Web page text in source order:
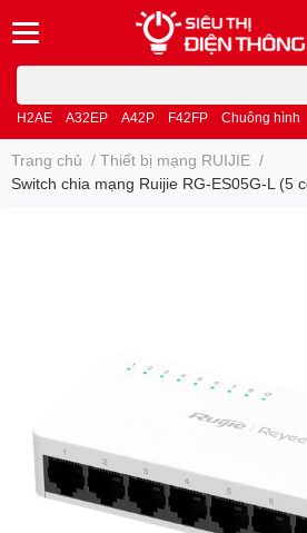
H2AE A32EP A42P F42FP Chuông hình
Trang chủ / Thiết bị mạng RUIJIE /
Switch chia mạng Ruijie RG-ES05G-L (5